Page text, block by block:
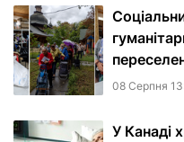
08 Серпня
У Канаді